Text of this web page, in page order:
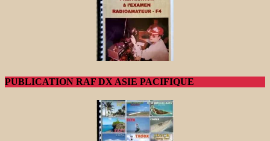
PUBLICATION RAF DX ASIE PACIFIQUE